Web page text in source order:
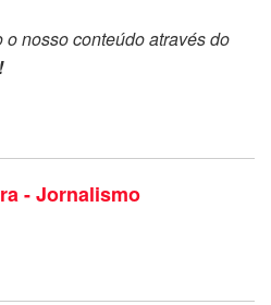
nosso conteúdo através do
!
- Jornalismo